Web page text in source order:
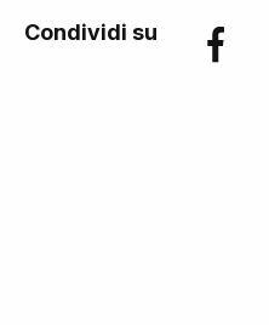
Condividi su